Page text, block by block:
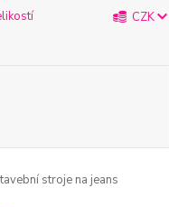
CZK
stroje na jeans